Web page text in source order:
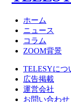
ホーム
ニュース
コラム
ZOOM背景
TELESYにつ
広告掲載
運営会社
お問い合わせ